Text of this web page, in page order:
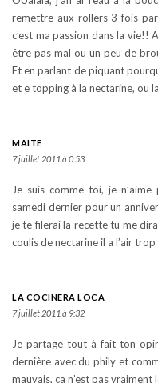
remettre aux rollers 3 fois
c’est ma passion dans la vie!!
être pas mal ou un peu de
Et en parlant de piquant
et e topping à la nectarine, ou
MAITE
7 juillet 2011 à 0:53
Je suis comme toi, je
samedi dernier pour un
je te filerai la recette tu me
coulis de nectarine il a l’air trop
LA COCINERA LOCA
7 juillet 2011 à 9:32
Je partage tout à fait ton
dernière avec du phily et
mauvais, ça n’est pas